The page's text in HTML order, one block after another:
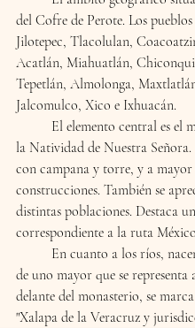
del Cofre de Perote. Los
Jilotepec, Tlacolulan,
Acatlán, Miahuatlán,
Tepetlán, Almolonga,
Jalcomulco, Xico e Ixhuacán.
la Natividad de Nuestra
con campana y torre, y a mayor
construcciones. También se
distintas poblaciones. Destaca
correspondiente a la ruta
de uno mayor que se
delante del monasterio, se
"Xalapa de la Veracruz y